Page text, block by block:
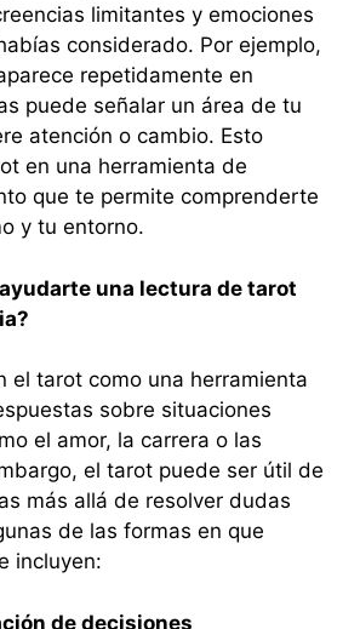
limitantes y emociones
considerado. Por ejemplo,
repetidamente en
puede señalar un área de tu
atención o cambio. Esto
en una herramienta de
que te permite comprenderte
y tu entorno.
una lectura de tarot
el tarot como una herramienta
sobre situaciones
el amor, la carrera o las
el tarot puede ser útil de
más allá de resolver dudas
de las formas en que
incluyen:
de decisiones